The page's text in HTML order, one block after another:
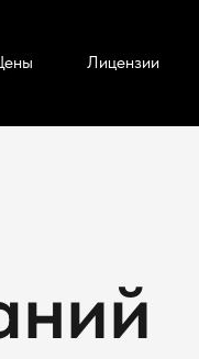
Лицензии